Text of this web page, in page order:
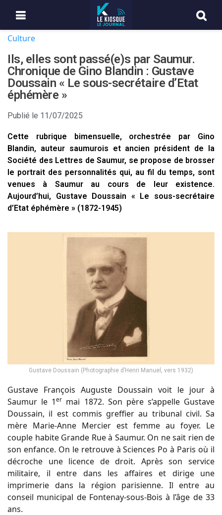
Culture
Ils, elles sont passé(e)s par Saumur.
Chronique de Gino Blandin : Gustave
Doussain « Le sous-secrétaire d’Etat
éphémère »
Publié le 11/07/2025
Cette rubrique bimensuelle, orchestrée par Gino
Blandin, auteur saumurois et ancien président de la
Société des Lettres de Saumur, se propose de brosser
le portrait des personnalités qui, au fil du temps, sont
venues à Saumur au cours de leur existence.
Aujourd’hui, Gustave Doussain « Le sous-secrétaire
d’Etat éphémère » (1872-1945)
Gustave Doussain (Photographie d’Henri Manuel, vers 1932)
Gustave François Auguste Doussain voit le jour à
Saumur le 1er mai 1872. Son père s’appelle Gustave
Doussain, il est commis greffier au tribunal civil. Sa
mère Marie-Anne Mercier est femme au foyer. Le
couple habite Grande Rue à Saumur. On ne sait rien de
son enfance. On le retrouve à Sciences Po à Paris où il
décroche une licence de droit. Après son service
militaire, il entre dans les affaires et dirige une
imprimerie dans la région parisienne. Il entre au
conseil municipal de Fontenay-sous-Bois à l’âge de 33
ans.